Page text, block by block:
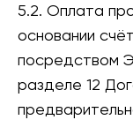
5.2. Оплата
основании
посредством
разделе 12